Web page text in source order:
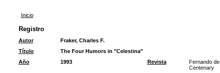
Inicio
Registro
Autor
Fraker, Charles F.
Título
The Four Humors in "Celestina"
Año
1993 Revista
Fernando
Centenary